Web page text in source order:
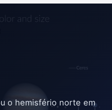
o hemisfério norte em